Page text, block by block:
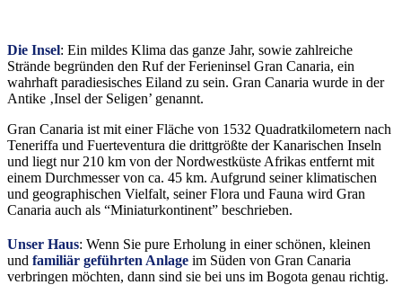
Die Insel: Ein mildes Klima das ganze Jahr, sowie zahlreiche
Strände begründen den Ruf der Ferieninsel Gran Canaria, ein
wahrhaft paradiesisches Eiland zu sein. Gran Canaria wurde in der
Antike ‚Insel der Seligen’ genannt.
Gran Canaria ist mit einer Fläche von 1532 Quadratkilometern nach
Teneriffa und Fuerteventura die drittgrößte der Kanarischen Inseln
und liegt nur 210 km von der Nordwestküste Afrikas entfernt mit
einem Durchmesser von ca. 45 km. Aufgrund seiner klimatischen
und geographischen Vielfalt, seiner Flora und Fauna wird Gran
Canaria auch als “Miniaturkontinent” beschrieben.
Unser Haus: Wenn Sie pure Erholung in einer schönen, kleinen
und familiär geführten Anlage im Süden von Gran Canaria
verbringen möchten, dann sind sie bei uns im Bogota genau richtig.